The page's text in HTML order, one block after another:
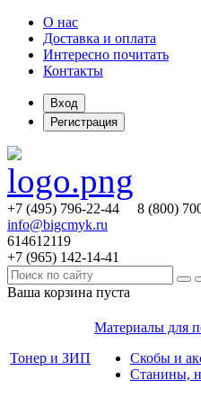
О нас
Доставка и оплата
Интересно почитать
Контакты
Вход
Регистрация
+7 (495) 796-22-44 8 (800)
info@bigcmyk.ru
614612119
+7 (965) 142-14-41
Ваша корзина пуста
Тонер и ЗИП
Материалы для
Скобы и
Станины,